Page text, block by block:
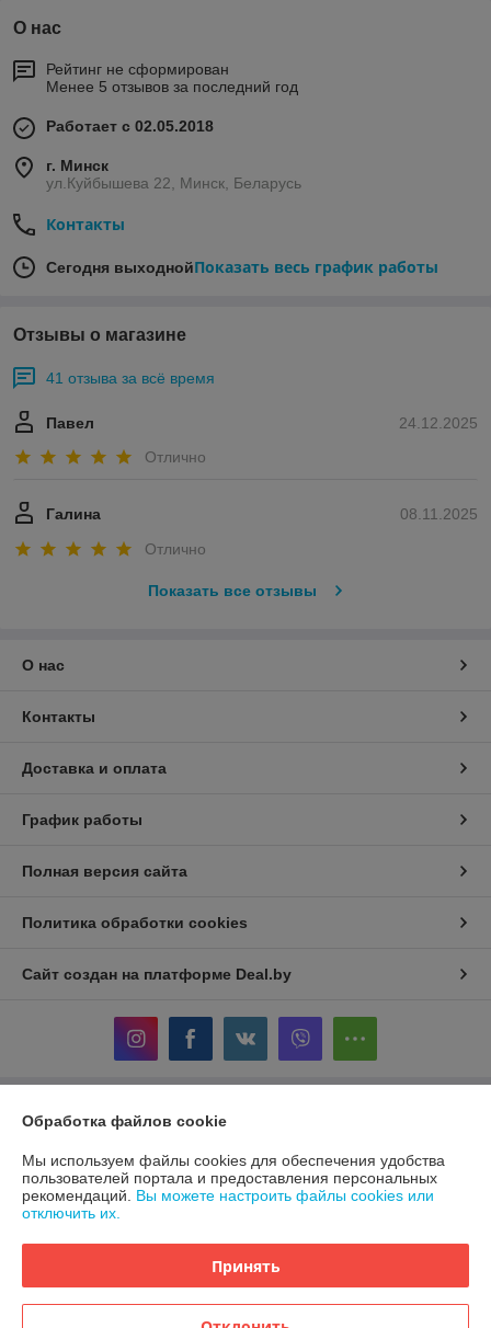
О нас
Рейтинг не сформирован
Менее 5 отзывов за последний год
Работает с 02.05.2018
г. Минск
ул.Куйбышева 22, Минск, Беларусь
Контакты
Сегодня выходнойПоказать весь график работы
Отзывы о магазине
41 отзыва за всё время
24.12.2025
Павел
Отлично
08.11.2025
Галина
Отлично
Показать все отзывы
О нас
Контакты
Доставка и оплата
График работы
Полная версия сайта
Политика обработки cookies
Сайт создан на платформе Deal.by
Информация для покупателя
Индивидуальный предприниматель:
ИП Терехов Александр Сергеевич
220117, г. Минск, ул. Белецкого 24-86
Регистрационный номер ЕГР: 192846264
Регистрационный орган: Минский горисполком
Дата регистрации компании: 05.08.2021
Обработка файлов cookie
Мы используем файлы cookies для обеспечения удобства
пользователей портала и предоставления персональных
рекомендаций. Вы можете настроить файлы cookies или
отключить их.
Принять